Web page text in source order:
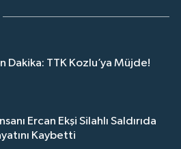
Dakika: TTK Kozlu’ya Müjde!
Ercan Ekşi Silahlı Saldırıda
Kaybetti